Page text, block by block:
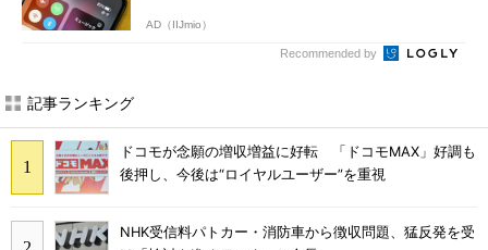
AD（IIJmio）
Recommended by
記事ランキング
ドコモが念願の増収増益に好転 「ドコモMAX」好調も
後押し、今後は“ロイヤルユーザー”を重視
NHK受信料パトカー・消防車から徴収問題、猛反発を受